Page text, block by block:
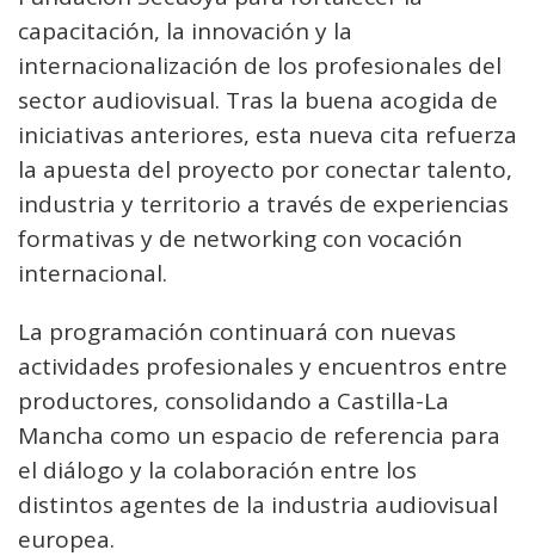
capacitación, la innovación y la
internacionalización de los profesionales del
sector audiovisual. Tras la buena acogida de
iniciativas anteriores, esta nueva cita refuerza
la apuesta del proyecto por conectar talento,
industria y territorio a través de experiencias
formativas y de networking con vocación
internacional.
La programación continuará con nuevas
actividades profesionales y encuentros entre
productores, consolidando a Castilla-La
Mancha como un espacio de referencia para
el diálogo y la colaboración entre los
distintos agentes de la industria audiovisual
europea.